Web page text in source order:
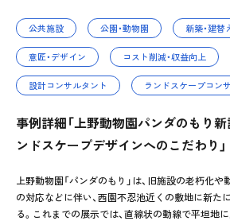
公共施設 公園・動物園 新築・建替
意匠・デザイン コスト削減・収益向上
設計コンサルタント ランドスケープコン
事例詳細「上野動物園パンダのもり
ンドスケープデザインへのこだわり」
上野動物園「パンダのもり」は、旧施設の老朽化
の対応などに伴い、西園不忍池近くの敷地に新た
る。これまでの展示では、直線状の動線で平坦地